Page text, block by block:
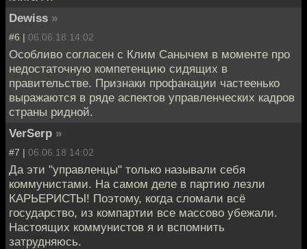
Dewiss »
#6 | 06.06.18 14:02
Особливо согласен с Клим Санычем в моменте про
недостаточную компетенцию сидящих в
правительстве. Признаки профанации частеенько
выражаются в ряде аспектов управленческих кадров
страны ридной.
VerSerp »
#7 | 06.06.18 14:02
Да эти "управленцы" только называли себя
коммунистами. На самом деле в партию лезли
КАРЬЕРИСТЫ! Поэтому, когда сломали всё
государство, из компартии все массово убежали.
Настоящих коммунистов я и вспомнить
затрудняюсь.